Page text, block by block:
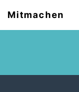
Mitmachen